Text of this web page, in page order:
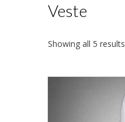
Veste
Showing all 5 results